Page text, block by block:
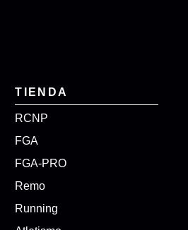
TIENDA
RCNP
FGA
FGA-PRO
Remo
Running